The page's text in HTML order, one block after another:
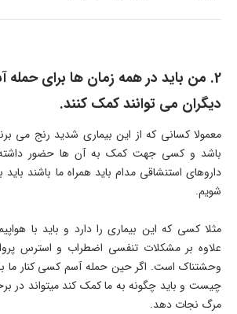
2. من باید در همه زمان ها برای حمله
دیگران می توانند کمک کنند.
معمولا کسانی که از این بیماری شدید رنج می
باشد و کسی جهت کمک به آن ها حضور داشته
داروهای استنشاقی مدام باید همراه ما باشند
شویم.
مثلا کسی که این بیماری را دارد و باید با
علاوه بر مشکلات تنفسی اضطراب و استرس
وحشتناک است. اگر حین حمله آسم کسی کنار ما
چیست و باید چگونه به ما کمک کند میتواند در
مرگ نجات دهد.